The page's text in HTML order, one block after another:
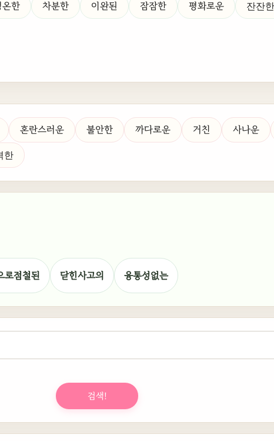
온한 차분한 이완된 잠잠한 평화로운 잔잔한
혼란스러운 불안한 까다로운 거친 사나운
한
로점철된 닫힌사고의 융통성없는
검색!